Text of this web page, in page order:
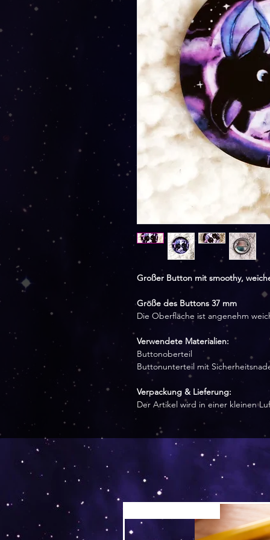
Großer Button mit smoothy,
Größe des Buttons 37 mm
Die Oberfläche ist angenehm
Verwendete Materialien:
Buttonoberteil
Buttonunterteil mit
Verpackung & Lieferung:
Der Artikel wird in einer kleinen